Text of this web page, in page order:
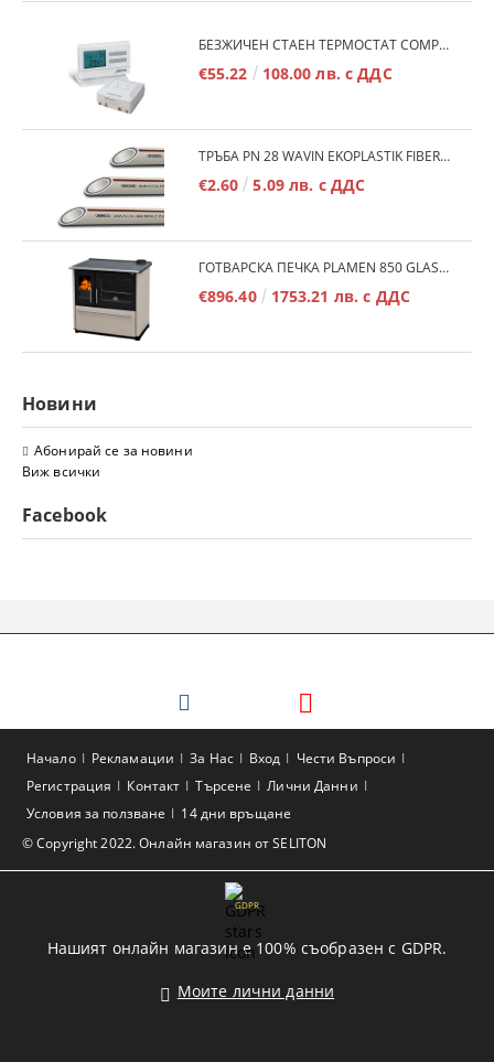
БЕЗЖИЧЕН СТАЕН ТЕРМОСТАТ COMPUTHERM Q7RF
€55.22 108.00 лв. с ДДС
ТРЪБА PN 28 WAVIN EKOPLASTIK FIBER BASALT PLUS - 3М/БР.
€2.60 5.09 лв. с ДДС
ГОТВАРСКА ПЕЧКА PLAMEN 850 GLAS 11KW
€896.40 1753.21 лв. с ДДС
Новини
Абонирай се за новини
Виж всички
Facebook
© Copyright 2022. Онлайн магазин от SELITON
Начало Рекламации За Нас Вход
Чести Въпроси
Регистрация
Контакт Търсене
Лични Данни
Условия за ползване
14 дни връщане
GDPR
Нашият онлайн магазин е 100% съобразен с GDPR.
Моите лични данни